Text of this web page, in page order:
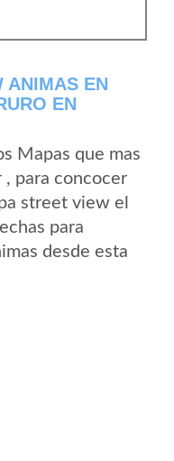
ANIMAS EN
EN
Mapas que mas
, para concocer
street view el
para
desde esta